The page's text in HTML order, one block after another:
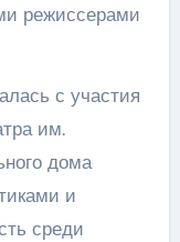
режиссерами
с участия
им.
дома
и
среди